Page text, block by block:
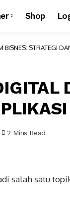
Shop
STRATEGI
2 Mins Read
salah satu